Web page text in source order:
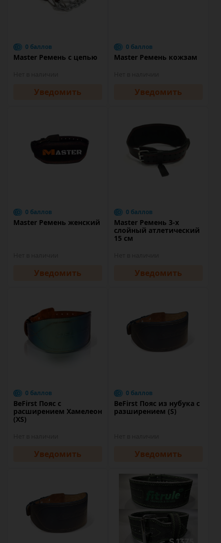
0 баллов
Master Ремень с цепью
Уведомить
0 баллов
Master Ремень кожзам
Уведомить
0 баллов
Master Ремень женский
Уведомить
0 баллов
Master Ремень 3-х
слойный атлетический
15 см
Уведомить
0 баллов
BeFirst Пояс с
расширением Хамелеон
(XS)
Уведомить
0 баллов
BeFirst Пояс из нубука с
разширением (S)
Уведомить